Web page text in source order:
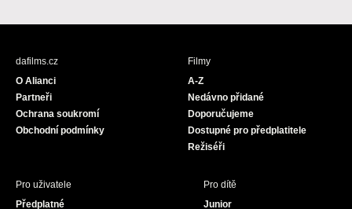
c
s
u
dafilms.cz
O Alianci
Partneři
Ochrana soukromí
Obchodní podmínky
Filmy
A-Z
Nedávno přidané
Doporučujeme
Dostupné pro předplatitele
Režiséři
Pro uživatele
Předplatné
Pro dítě
Junior